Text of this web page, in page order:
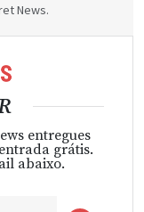
News.
entregues
grátis.
abaixo.